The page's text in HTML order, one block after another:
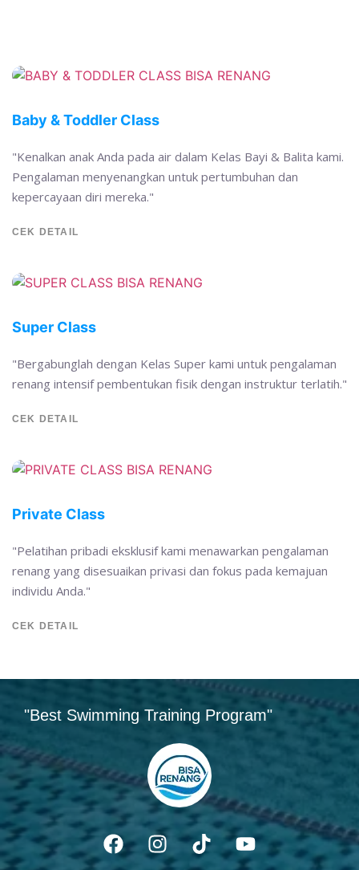
Baby & Toddler Class
"Kenalkan anak Anda pada air dalam Kelas Bayi & Balita kami.
Pengalaman menyenangkan untuk pertumbuhan dan
kepercayaan diri mereka."
CEK DETAIL
Super Class
"Bergabunglah dengan Kelas Super kami untuk pengalaman
renang intensif pembentukan fisik dengan instruktur terlatih."
CEK DETAIL
Private Class
"Pelatihan pribadi eksklusif kami menawarkan pengalaman
renang yang disesuaikan privasi dan fokus pada kemajuan
individu Anda."
CEK DETAIL
"Best Swimming Training Program"